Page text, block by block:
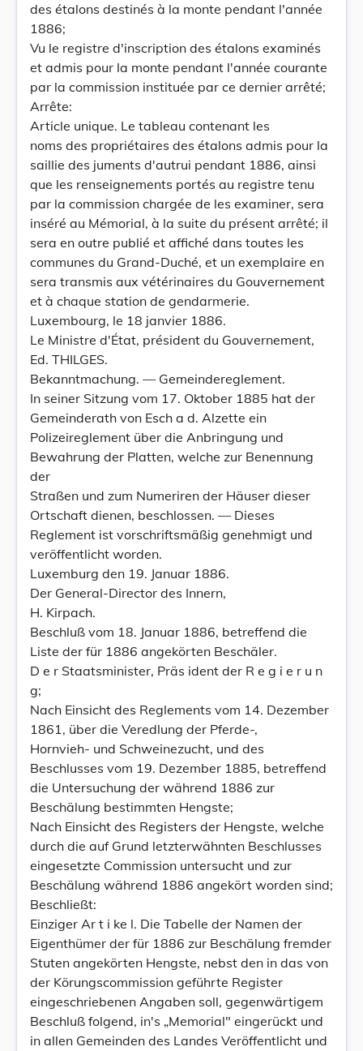
des étalons destinés à la monte pendant l'année
1886;
Vu le registre d'inscription des étalons examinés
et admis pour la monte pendant l'année courante
par la commission instituée par ce dernier arrêté;
Arrête:
Article unique. Le tableau contenant les
noms des propriétaires des étalons admis pour la
saillie des juments d'autrui pendant 1886, ainsi
que les renseignements portés au registre tenu
par la commission chargée de les examiner, sera
inséré au Mémorial, à la suite du présent arrêté; il
sera en outre publié et affiché dans toutes les
communes du Grand-Duché, et un exemplaire en
sera transmis aux vétérinaires du Gouvernement
et à chaque station de gendarmerie.
Luxembourg, le 18 janvier 1886.
Le Ministre d'État, président du Gouvernement,
Ed. THILGES.
Bekanntmachung. — Gemeindereglement.
In seiner Sitzung vom 17. Oktober 1885 hat der
Gemeinderath von Esch a d. Alzette ein
Polizeireglement über die Anbringung und
Bewahrung der Platten, welche zur Benennung
der
Straßen und zum Numeriren der Häuser dieser
Ortschaft dienen, beschlossen. — Dieses
Reglement ist vorschriftsmäßig genehmigt und
veröffentlicht worden.
Luxemburg den 19. Januar 1886.
Der General-Director des Innern,
H. Kirpach.
Beschluß vom 18. Januar 1886, betreffend die
Liste der für 1886 angekörten Beschäler.
D e r Staatsminister, Präs ident der R e g i e r u n
g;
Nach Einsicht des Reglements vom 14. Dezember
1861, über die Veredlung der Pferde-,
Hornvieh- und Schweinezucht, und des
Beschlusses vom 19. Dezember 1885, betreffend
die Untersuchung der während 1886 zur
Beschälung bestimmten Hengste;
Nach Einsicht des Registers der Hengste, welche
durch die auf Grund letzterwähnten Beschlusses
eingesetzte Commission untersucht und zur
Beschälung während 1886 angekört worden sind;
Beschließt:
Einziger Ar t i ke l. Die Tabelle der Namen der
Eigenthümer der für 1886 zur Beschälung fremder
Stuten angekörten Hengste, nebst den in das von
der Körungscommission geführte Register
eingeschriebenen Angaben soll, gegenwärtigem
Beschluß folgend, in's „Memorial" eingerückt und
in allen Gemeinden des Landes Veröffentlicht und